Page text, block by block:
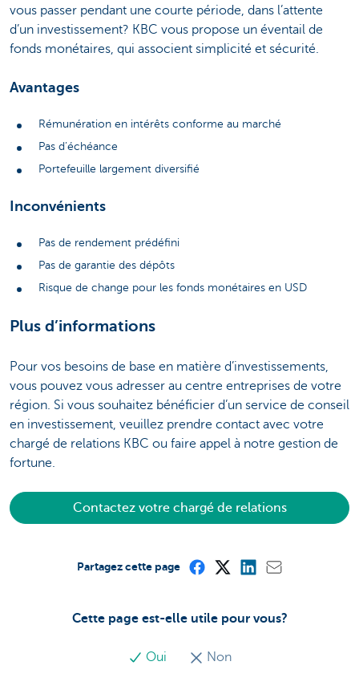
vous passer pendant une courte période, dans l’attente
d’un investissement? KBC vous propose un éventail de
fonds monétaires, qui associent simplicité et sécurité.
Avantages
Rémunération en intérêts conforme au marché
Pas d’échéance
Portefeuille largement diversifié
Inconvénients
Pas de rendement prédéfini
Pas de garantie des dépôts
Risque de change pour les fonds monétaires en USD
Plus d’informations
Pour vos besoins de base en matière d’investissements,
vous pouvez vous adresser au centre entreprises de votre
région. Si vous souhaitez bénéficier d’un service de conseil
en investissement, veuillez prendre contact avec votre
chargé de relations KBC ou faire appel à notre gestion de
fortune.
Contactez votre chargé de relations
Cette page est-elle utile pour vous?
Oui Non
Partagez cette page